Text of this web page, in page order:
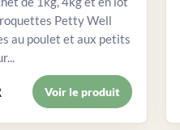
Petty Well
au poulet et aux petits
Voir le produit